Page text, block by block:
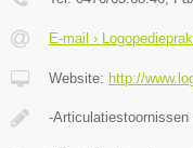
E-mail ›
Website: http://
-Articulatiestoornissen